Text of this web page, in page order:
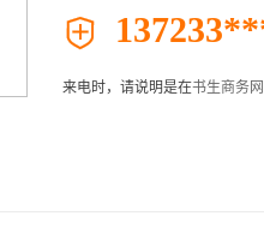

来电时，请说明是在书生商务网